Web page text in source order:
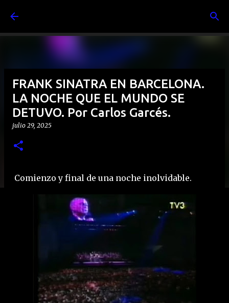
FRANK SINATRA EN BARCELONA.
LA NOCHE QUE EL MUNDO SE
DETUVO. Por Carlos Garcés.
julio 29, 2025
Comienzo y final de una noche inolvidable.